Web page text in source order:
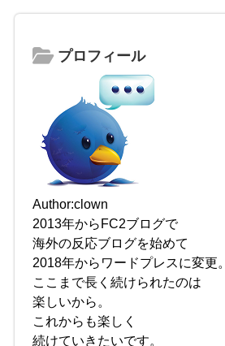
プロフィール
Author:clown
2013年からFC2ブログで
海外の反応ブログを始めて
2018年からワードプレスに変更。
ここまで長く続けられたのは
楽しいから。
これからも楽しく
続けていきたいです。